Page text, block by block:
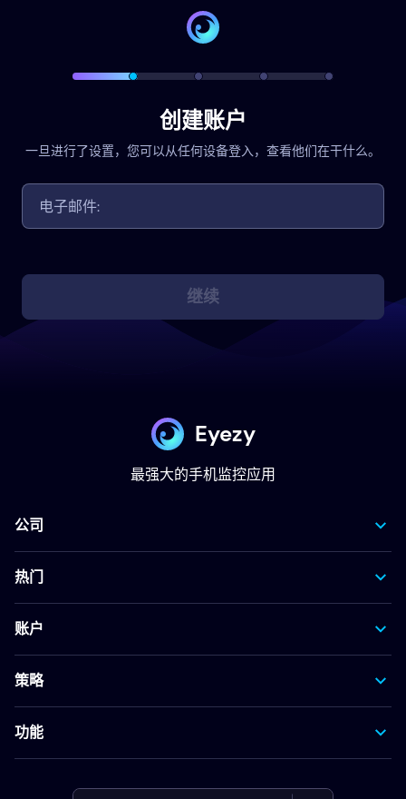
创建账户
一旦进行了设置，您可以从任何设备登入，查看他们在干什么。
继续
Eyezy
最强大的手机监控应用
公司
热门
账户
策略
功能